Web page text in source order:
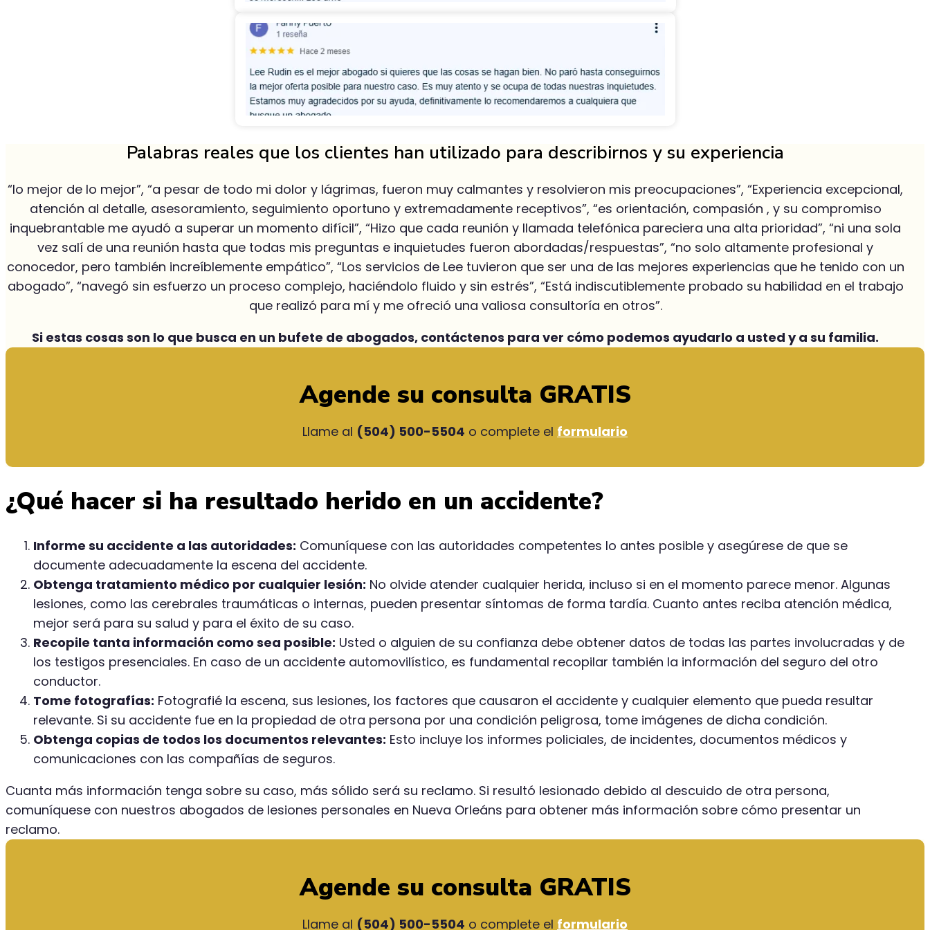
Palabras reales que los clientes han utilizado para describirnos y su experiencia
“lo mejor de lo mejor”, “a pesar de todo mi dolor y lágrimas, fueron muy calmantes y resolvieron mis preocupaciones”, “Experiencia excepcional,
atención al detalle, asesoramiento, seguimiento oportuno y extremadamente receptivos”, “es orientación, compasión , y su compromiso
inquebrantable me ayudó a superar un momento difícil”, “Hizo que cada reunión y llamada telefónica pareciera una alta prioridad”, “ni una sola
vez salí de una reunión hasta que todas mis preguntas e inquietudes fueron abordadas/respuestas”, “no solo altamente profesional y
conocedor, pero también increíblemente empático”, “Los servicios de Lee tuvieron que ser una de las mejores experiencias que he tenido con un
abogado”, “navegó sin esfuerzo un proceso complejo, haciéndolo fluido y sin estrés”, “Está indiscutiblemente probado su habilidad en el trabajo
que realizó para mí y me ofreció una valiosa consultoría en otros”.
Si estas cosas son lo que busca en un bufete de abogados, contáctenos para ver cómo podemos ayudarlo a usted y a su familia.
Agende su consulta GRATIS
Llame al (504) 500-5504 o complete el formulario
¿Qué hacer si ha resultado herido en un accidente?
Informe su accidente a las autoridades: Comuníquese con las autoridades competentes lo antes posible y asegúrese de que se
documente adecuadamente la escena del accidente.
Obtenga tratamiento médico por cualquier lesión: No olvide atender cualquier herida, incluso si en el momento parece menor. Algunas
lesiones, como las cerebrales traumáticas o internas, pueden presentar síntomas de forma tardía. Cuanto antes reciba atención médica,
mejor será para su salud y para el éxito de su caso.
Recopile tanta información como sea posible: Usted o alguien de su confianza debe obtener datos de todas las partes involucradas y de
los testigos presenciales. En caso de un accidente automovilístico, es fundamental recopilar también la información del seguro del otro
conductor.
Tome fotografías: Fotografié la escena, sus lesiones, los factores que causaron el accidente y cualquier elemento que pueda resultar
relevante. Si su accidente fue en la propiedad de otra persona por una condición peligrosa, tome imágenes de dicha condición.
Obtenga copias de todos los documentos relevantes: Esto incluye los informes policiales, de incidentes, documentos médicos y
comunicaciones con las compañías de seguros.
Cuanta más información tenga sobre su caso, más sólido será su reclamo. Si resultó lesionado debido al descuido de otra persona,
comuníquese con nuestros abogados de lesiones personales en Nueva Orleáns para obtener más información sobre cómo presentar un
reclamo.
Agende su consulta GRATIS
Llame al (504) 500-5504 o complete el formulario